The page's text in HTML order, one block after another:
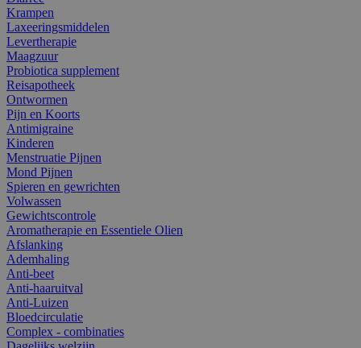
Krampen
Laxeeringsmiddelen
Levertherapie
Maagzuur
Probiotica supplement
Reisapotheek
Ontwormen
Pijn en Koorts
Antimigraine
Kinderen
Menstruatie Pijnen
Mond Pijnen
Spieren en gewrichten
Volwassen
Gewichtscontrole
Aromatherapie en Essentiele Olien
Afslanking
Ademhaling
Anti-beet
Anti-haaruitval
Anti-Luizen
Bloedcirculatie
Complex - combinaties